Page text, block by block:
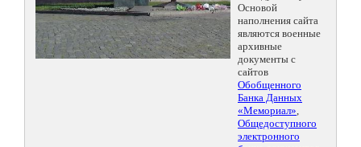
Основой
наполнения сайта
являются военные
архивные
документы с
сайтов
Обобщенного
Банка Данных
«Мемориал»,
Общедоступного
электронного